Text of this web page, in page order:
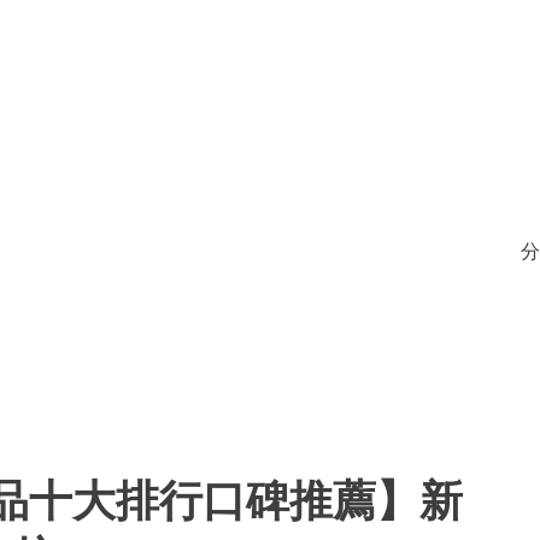
十大排行口碑推薦】新